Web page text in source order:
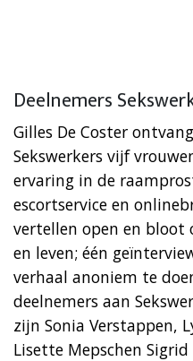
Deelnemers
Gilles De Coster
Sekswerkers vijf
ervaring in de
escortservice en
vertellen open en bloot
en leven; één
verhaal anoniem te
deelnemers aan
zijn Sonia Verstappen,
Lisette Mepschen